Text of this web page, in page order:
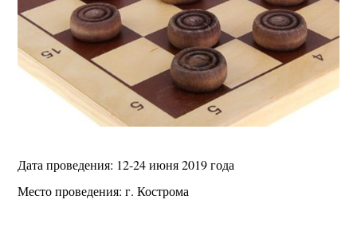
Дата проведения: 12-24 июня 2019 года
Место проведения: г. Кострома